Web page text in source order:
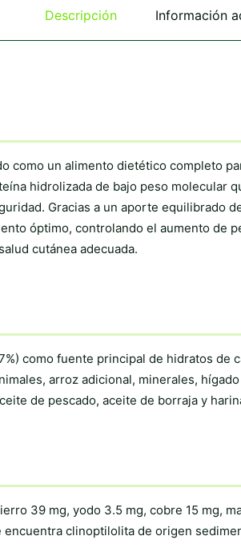
Descripción Información
como un alimento dietético completo
hidrolizada de bajo peso molecular
Gracias a un aporte equilibrado
óptimo, controlando el aumento de
cutánea adecuada.
como fuente principal de hidratos de
arroz adicional, minerales,
de pescado, aceite de borraja y
39 mg, yodo 3.5 mg, cobre 15 mg,
clinoptilolita de origen